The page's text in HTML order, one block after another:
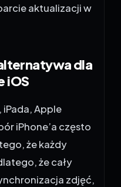
aktualizacji w
dla
iOS
iPada, Apple
iPhone’a często
że każdy
że cały
zdjęć,